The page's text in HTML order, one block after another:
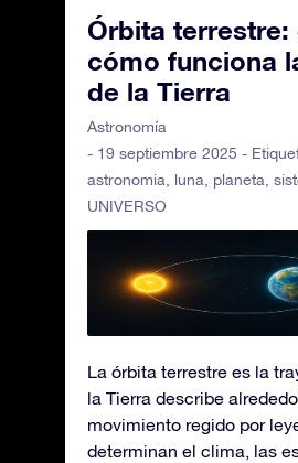
Órbita terrestre:
cómo funciona
de la Tierra
Astronomía
- 19 septiembre 2025 -
astronomia, luna, planeta,
UNIVERSO
La órbita terrestre es la
la Tierra describe
movimiento regido por
determinan el clima, las